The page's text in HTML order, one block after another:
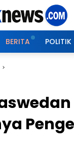
BERITA POLITIK